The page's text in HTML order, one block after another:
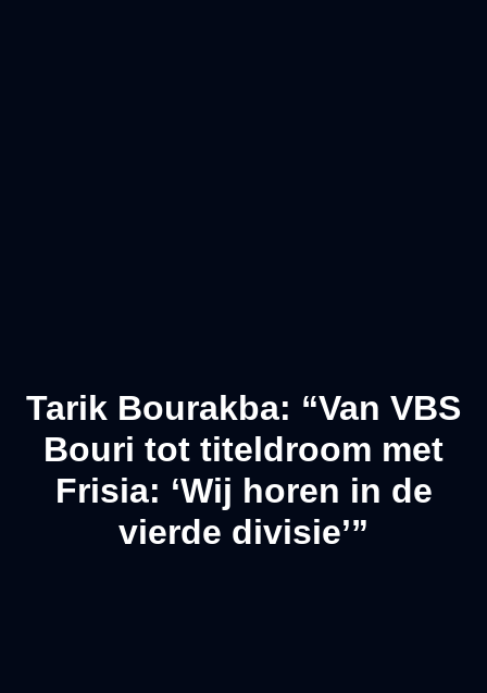
Tarik Bourakba: “Van VBS
Bouri tot titeldroom met
Frisia: ‘Wij horen in de
vierde divisie’”